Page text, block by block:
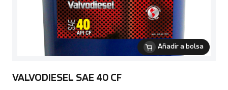
Añadir a bolsa
VALVODIESEL SAE 40 CF